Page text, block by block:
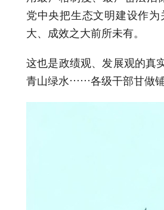
党中央把生态文明建设作
大、成效之大前所未有。
这也是政绩观、发展观的真
青山绿水……各级干部甘做铺